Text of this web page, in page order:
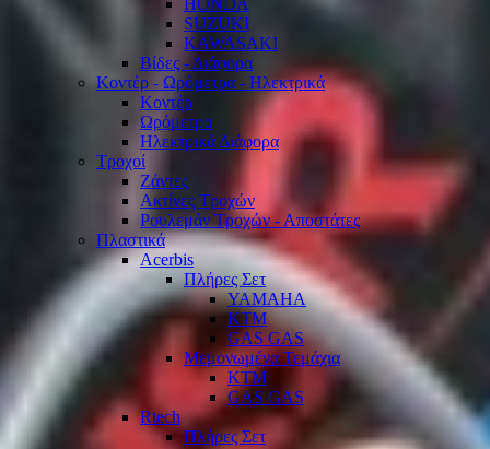
HONDA
SUZUKI
KAWASAKI
Βίδες - Διάφορα
Κοντέρ - Ωρόμετρα - Ηλεκτρικά
Κοντέρ
Ωρόμετρα
Ηλεκτρικά Διάφορα
Τροχοί
Ζάντες
Ακτίνες Τροχών
Ρουλεμάν Τροχών - Αποστάτες
Πλαστικά
Acerbis
Πλήρες Σετ
YAMAHA
KTM
GAS GAS
Μεμονωμένα Τεμάχια
KTM
GAS GAS
Rtech
Πλήρες Σετ